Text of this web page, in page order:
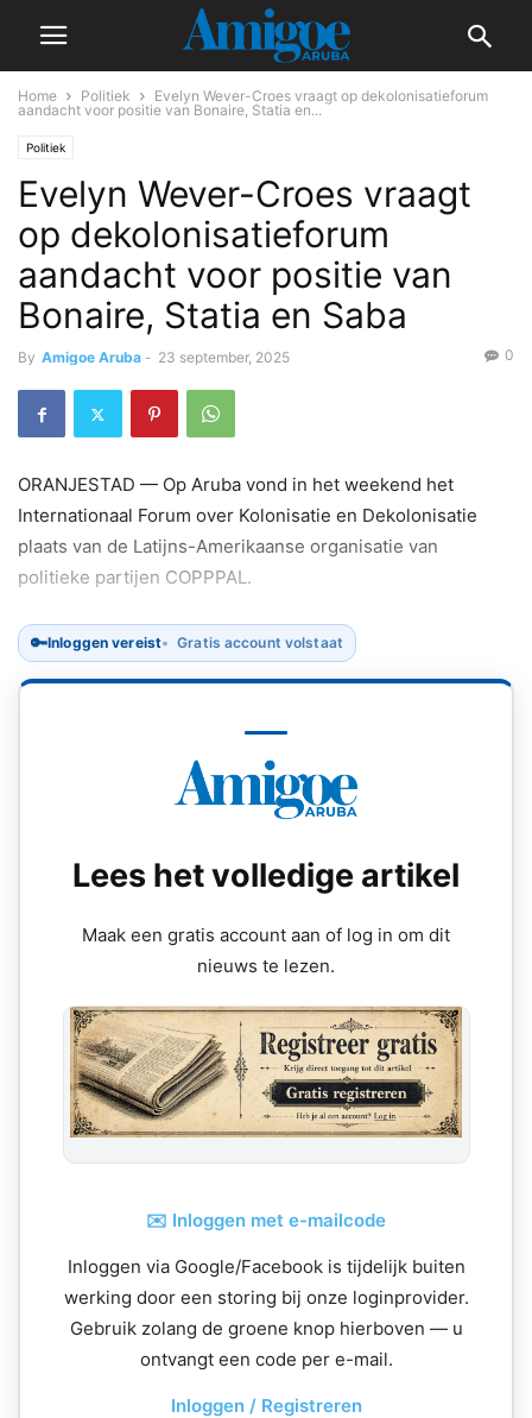
Home Politiek
Evelyn Wever-Croes vraagt op dekolonisatieforum
aandacht voor positie van Bonaire, Statia en...
Politiek
Evelyn Wever-Croes vraagt
op dekolonisatieforum
aandacht voor positie van
Bonaire, Statia en Saba
By Amigoe Aruba - 23 september, 2025 0
ORANJESTAD — Op Aruba vond in het weekend het
Internationaal Forum over Kolonisatie en Dekolonisatie
plaats van de Latijns-Amerikaanse organisatie van
politieke partijen COPPPAL.
🔑Inloggen vereist Gratis account volstaat
Lees het volledige artikel
Maak een gratis account aan of log in om dit
nieuws te lezen.
✉️ Inloggen met e-mailcode
Inloggen via Google/Facebook is tijdelijk buiten
werking door een storing bij onze loginprovider.
Gebruik zolang de groene knop hierboven — u
ontvangt een code per e-mail.
Inloggen / Registreren